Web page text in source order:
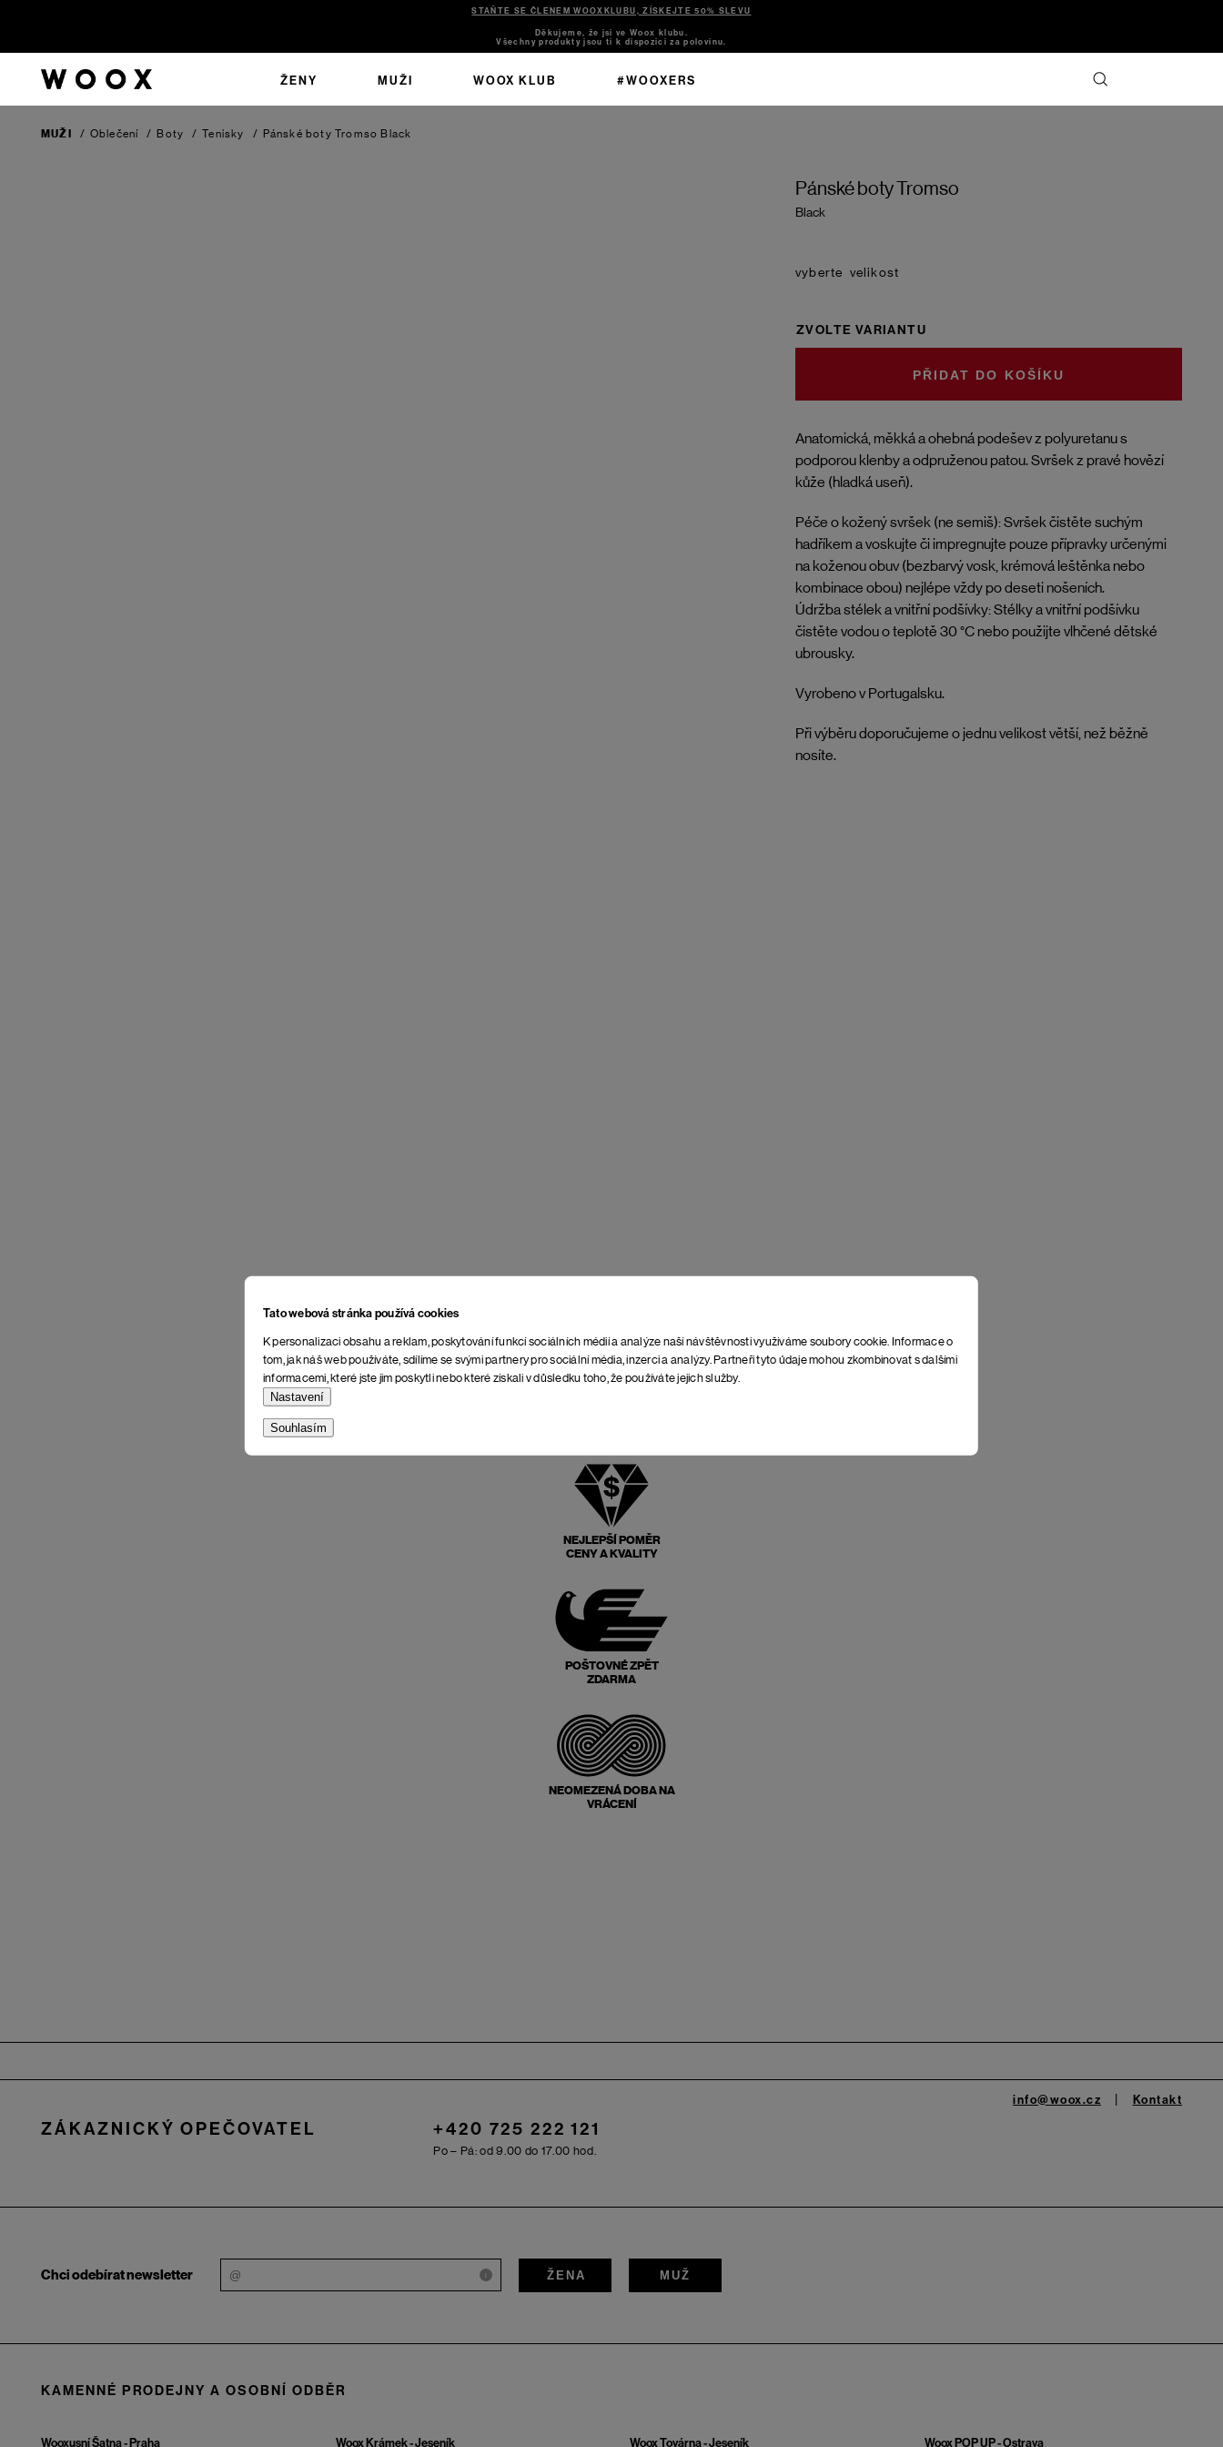
Tato webová stránka používá cookies
K personalizaci obsahu a reklam, poskytování funkcí sociálních médií a analýze naší návštěvnosti využíváme soubory cookie. Informace o
tom, jak náš web používáte, sdílíme se svými partnery pro sociální média, inzerci a analýzy. Partneři tyto údaje mohou zkombinovat s dalšími
informacemi, které jste jim poskytli nebo které získali v důsledku toho, že používáte jejich služby.
Nastavení
Souhlasím
STAŇTE SE ČLENEM WOOXKLUBU, ZÍSKEJTE 50% SLEVU
Děkujeme, že jsi ve Woox klubu.
Všechny produkty jsou ti k dispozici za polovinu.
ŽENY MUŽI WOOX KLUB #WOOXERS
MUŽI / Oblečení / Boty / Tenisky / Pánské boty Tromso Black
Pánské boty Tromso
Black
Anatomická, měkká a ohebná podešev z polyuretanu s
podporou klenby a odpruženou patou. Svršek z pravé hovězí
kůže (hladká useň).
Péče o kožený svršek (ne semiš): Svršek čistěte suchým
hadříkem a voskujte či impregnujte pouze přípravky určenými
na koženou obuv (bezbarvý vosk, krémová leštěnka nebo
kombinace obou) nejlépe vždy po deseti nošeních.
Údržba stélek a vnitřní podšívky: Stélky a vnitřní podšívku
čistěte vodou o teplotě 30 °C nebo použijte vlhčené dětské
ubrousky.
Vyrobeno v Portugalsku.
Při výběru doporučujeme o jednu velikost větší, než běžně
nosíte.
velikost
ZVOLTE VARIANTU
DO KOŠÍKU
NEJLEPŠÍ POMĚR
CENY A KVALITY
POŠTOVNÉ ZPĚT
ZDARMA
NEOMEZENÁ DOBA NA
VRÁCENÍ
ZÁKAZNICKÝ OPEČOVATEL +420 725 222 121
Po – Pá: od 9.00 do 17.00 hod.
info@woox.cz Kontakt
Chci odebírat newsletter i ŽENA MUŽ
KAMENNÉ PRODEJNY A OSOBNÍ ODBĚR
Wooxusní Šatna - Praha Woox Krámek - Jeseník Woox Továrna - Jeseník Woox POP UP - Ostrava